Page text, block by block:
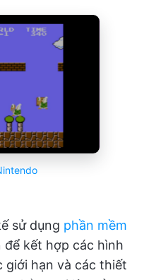
sử dụng phần mềm
để kết hợp các hình
giới hạn và các thiết